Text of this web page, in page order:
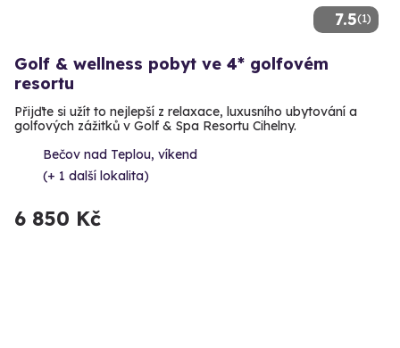
7.5(1)
Golf & wellness pobyt ve 4* golfovém
resortu
Přijďte si užít to nejlepší z relaxace, luxusního ubytování a
golfových zážitků v Golf & Spa Resortu Cihelny.
Bečov nad Teplou, víkend
(+ 1 další lokalita)
6 850 Kč